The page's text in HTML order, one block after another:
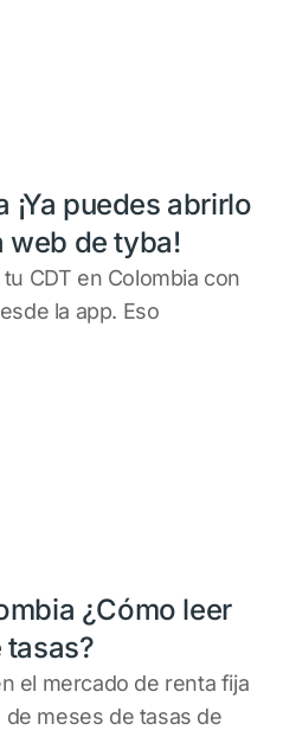
¡Ya puedes abrirlo
web de tyba!
CDT en Colombia con
la app. Eso
¿Cómo leer
el mercado de renta fija
meses de tasas de